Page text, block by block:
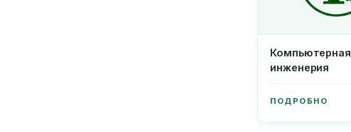
Компьютерная
инженерия
ПОДРОБНО